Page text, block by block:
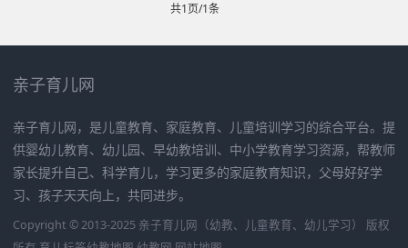
共1页/1条
亲子育儿网
亲子育儿网，是儿童教育、家庭教育、儿童培训学习的综合平台。提
供婴幼儿教育、幼儿园、早幼教培训、中小学教育学习资源，帮教师
家长提升自己、科学育儿，学习更多的家庭教育知识，父母好好学
习、孩子天天向上，共同进步。
Copyright © 2013-2025 亲子育儿网（幼教、儿童教育、幼儿学习） 版权